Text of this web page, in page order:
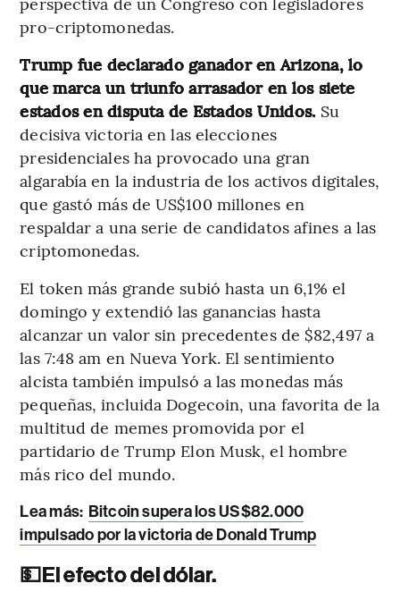
pro-criptomonedas.
Trump fue declarado ganador en Arizona, lo
que marca un triunfo arrasador en los siete
estados en disputa de Estados Unidos. Su
decisiva victoria en las elecciones
presidenciales ha provocado una gran
algarabía en la industria de los activos digitales,
que gastó más de US$100 millones en
respaldar a una serie de candidatos afines a las
criptomonedas.
El token más grande subió hasta un 6,1% el
domingo y extendió las ganancias hasta
alcanzar un valor sin precedentes de $82,497 a
las 7:48 am en Nueva York. El sentimiento
alcista también impulsó a las monedas más
pequeñas, incluida Dogecoin, una favorita de la
multitud de memes promovida por el
partidario de Trump Elon Musk, el hombre
más rico del mundo.
Lea más: Bitcoin supera los US$82.000
impulsado por la victoria de Donald Trump
💵El efecto del dólar.